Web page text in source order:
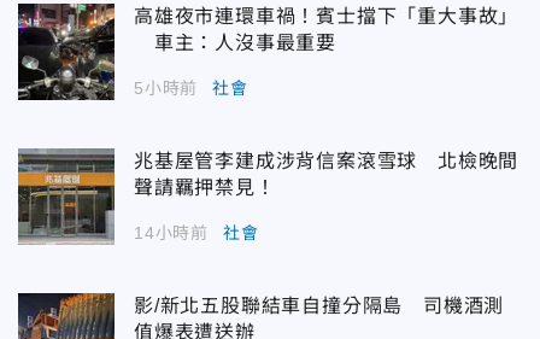
高雄夜市連環車禍！賓士擋下「重大事故」
車主：人沒事最重要
5小時前 社會
兆基屋管李建成涉背信案滾雪球 北檢晚間
聲請羈押禁見！
14小時前 社會
影/新北五股聯結車自撞分隔島 司機酒測
值爆表遭送辦